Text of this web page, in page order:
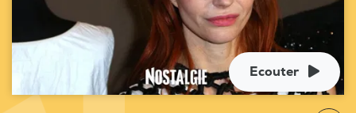
Ecouter